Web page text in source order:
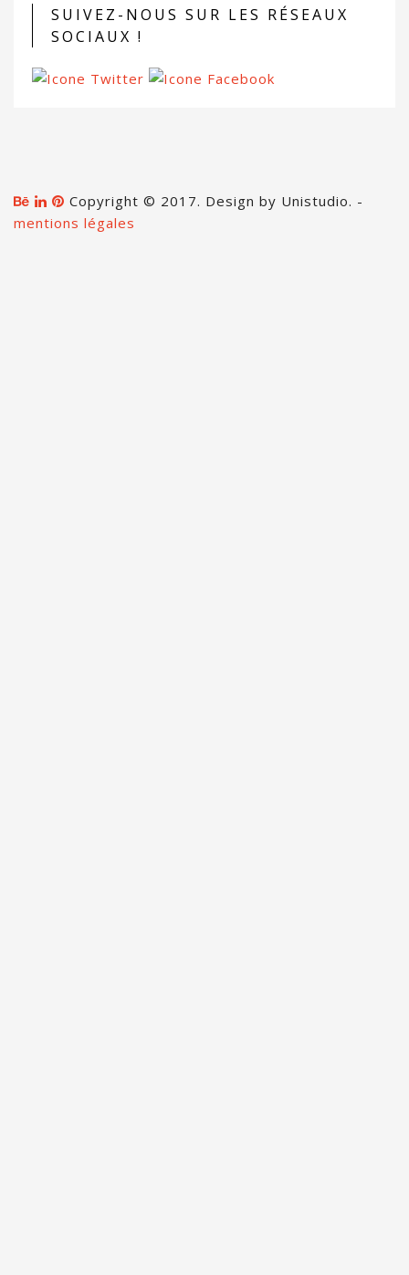
SUIVEZ-NOUS SUR LES RÉSEAUX
SOCIAUX !
Copyright © 2017. Design by Unistudio. -
mentions légales